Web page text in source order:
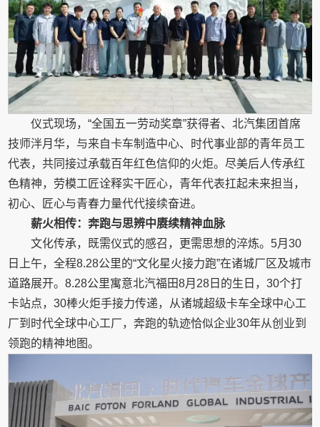
仪式现场，“全国五一劳动奖章”获得者、北汽集团首席
技师泮月华，与来自卡车制造中心、时代事业部的青年员工
代表，共同接过承载百年红色信仰的火炬。尽美后人传承红
色精神，劳模工匠诠释实干匠心，青年代表扛起未来担当，
初心、匠心与青春力量代代接续奋进。
薪火相传：奔跑与思辨中赓续精神血脉
文化传承，既需仪式的感召，更需思想的淬炼。5月30
日上午，全程8.28公里的“文化星火接力跑”在诸城厂区及城市
道路展开。8.28公里寓意北汽福田8月28日的生日，30个打
卡站点，30棒火炬手接力传递，从诸城超级卡车全球中心工
厂到时代全球中心工厂，奔跑的轨迹恰似企业30年从创业到
领跑的精神地图。